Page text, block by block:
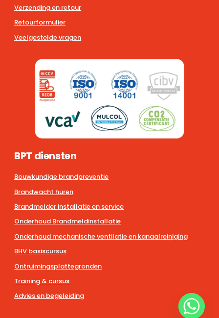
Verzending en retour
Retourformulier
Veelgestelde vragen
BPT diensten
Bouwkundige brandpreventie
Brandwacht huren
Brandmelder installatie en service
Onderhoud Brandmeldinstallatie
Onderhoud mechanische ventilatie en kanaalreiniging
BHV basiscursus
Ontruimingsplattegronden
Training & cursus
Advies en begeleiding